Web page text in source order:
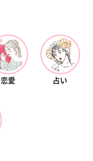
恋愛 占い